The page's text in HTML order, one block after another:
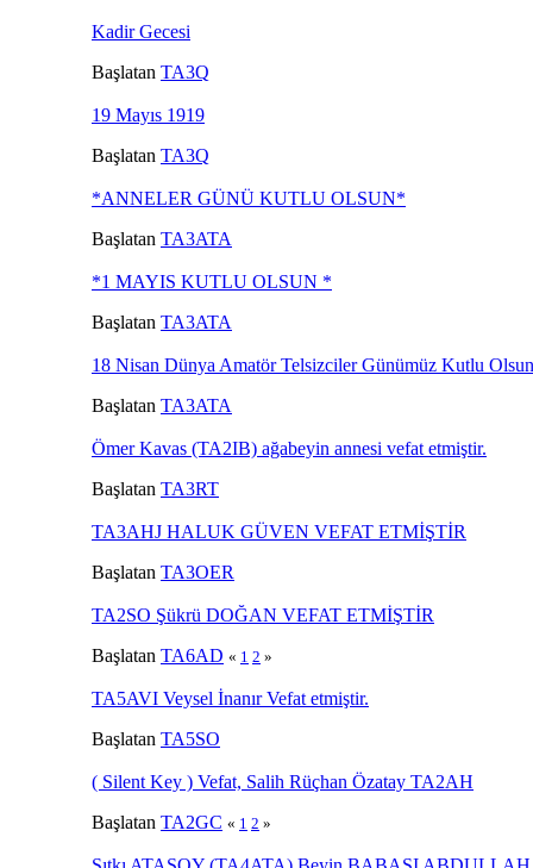
Kadir Gecesi
Başlatan TA3Q
19 Mayıs 1919
Başlatan TA3Q
*ANNELER GÜNÜ KUTLU OLSUN*
Başlatan TA3ATA
*1 MAYIS KUTLU OLSUN *
Başlatan TA3ATA
18 Nisan Dünya Amatör Telsizciler Günümüz Kutlu
Başlatan TA3ATA
Ömer Kavas (TA2IB) ağabeyin annesi vefat etmiştir.
Başlatan TA3RT
TA3AHJ HALUK GÜVEN VEFAT ETMİŞTİR
Başlatan TA3OER
TA2SO Şükrü DOĞAN VEFAT ETMİŞTİR
Başlatan TA6AD « 1 2 »
TA5AVI Veysel İnanır Vefat etmiştir.
Başlatan TA5SO
( Silent Key ) Vefat, Salih Rüçhan Özatay TA2AH
Başlatan TA2GC « 1 2 »